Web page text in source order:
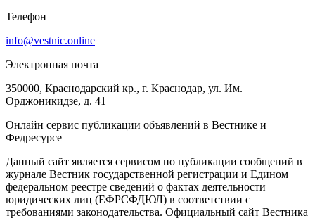
Телефон
info@vestnic.online
Электронная почта
350000, Краснодарский кр., г. Краснодар, ул. Им.
Орджоникидзе, д. 41
Онлайн сервис публикации объявлений в Вестнике и
Федресурсе
Данный сайт является сервисом по публикации сообщений в
журнале Вестник государственной регистрации и Едином
федеральном реестре сведений о фактах деятельности
юридических лиц (ЕФРСФДЮЛ) в соответствии с
требованиями законодательства. Официальный сайт Вестника